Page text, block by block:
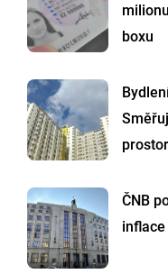
boxu
ČNB